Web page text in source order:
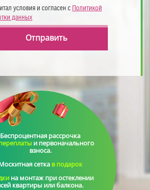
условия и согласен с Политикой
данных
Отправить
Беспроцентная рассрочка
и первоначального
взноса.
сетка в подарок
на монтажпри остеклении
квартиры или балкона.